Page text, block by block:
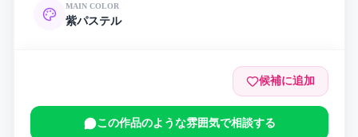
MAIN COLOR
紫パステル
候補に追加
この作品のような雰囲気で相談する